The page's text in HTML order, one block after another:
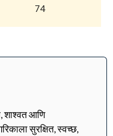
74
शाश्वत आणि
सुरक्षित, स्वच्छ,